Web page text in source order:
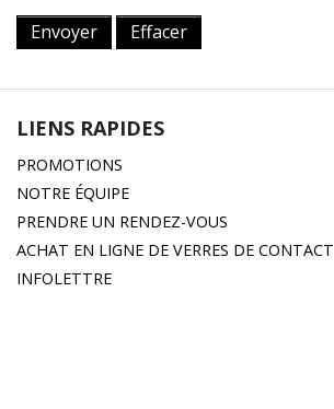
Envoyer Effacer
LIENS RAPIDES
PROMOTIONS
NOTRE ÉQUIPE
PRENDRE UN RENDEZ-VOUS
ACHAT EN LIGNE DE VERRES DE CONTACT
INFOLETTRE